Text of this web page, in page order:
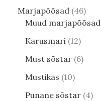
Marjapõõsad 46
Muud marjapõõsad
Karusmari 12
Must sõstar 6
Mustikas 10
Punane sõstar 4